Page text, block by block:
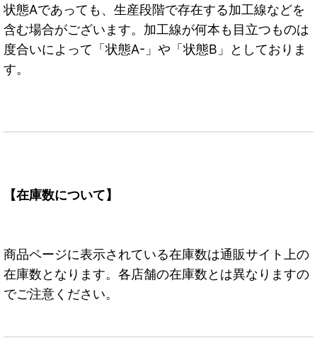
状態Aであっても、生産段階で存在する加工線などを
含む場合がございます。加工線が何本も目立つものは
度合いによって「状態A-」や「状態B」としておりま
す。
【在庫数について】
商品ページに表示されている在庫数は通販サイト上の
在庫数となります。各店舗の在庫数とは異なりますの
でご注意ください。